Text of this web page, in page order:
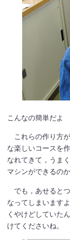
こんなの簡単だよ
これらの作り方
な楽しいコースを
なれてきて，うま
マシンができるの
でも，あせると
なってしまいます
くやけどしていた
けてくださいね。